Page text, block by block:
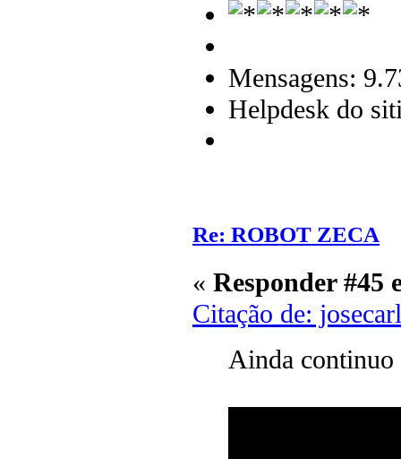
Mensagens:
Helpdesk do
Re: ROBOT ZECA
« Responder #45
Citação de:
Ainda